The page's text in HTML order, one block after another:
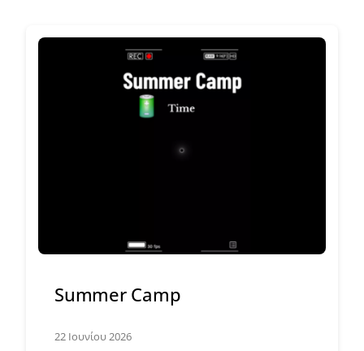
Summer Camp
22 Ιουνίου 2026